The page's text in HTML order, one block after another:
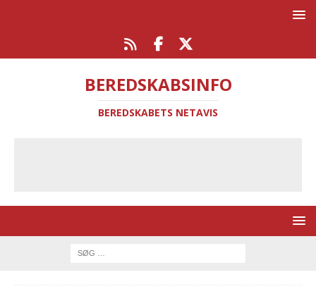
BEREDSKABSINFO
BEREDSKABETS NETAVIS